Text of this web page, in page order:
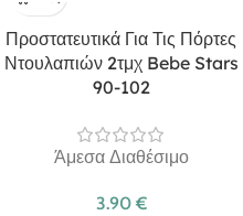
Προστατευτικά Για Τις Πόρτες
Ντουλαπιών 2τμχ Bebe Stars
90-102
Άμεσα Διαθέσιμο
3.90 €